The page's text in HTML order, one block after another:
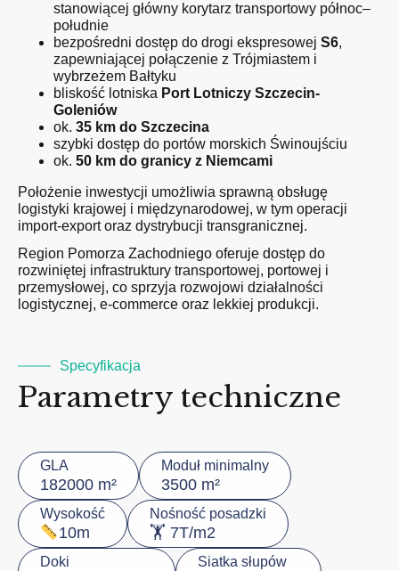
stanowiącej główny korytarz transportowy północ–
południe
bezpośredni dostęp do drogi ekspresowej S6,
zapewniającej połączenie z Trójmiastem i
wybrzeżem Bałtyku
bliskość lotniska Port Lotniczy Szczecin-
Goleniów
ok. 35 km do Szczecina
szybki dostęp do portów morskich Świnoujściu
ok. 50 km do granicy z Niemcami
Położenie inwestycji umożliwia sprawną obsługę
logistyki krajowej i międzynarodowej, w tym operacji
import-export oraz dystrybucji transgranicznej.
Region Pomorza Zachodniego oferuje dostęp do
rozwiniętej infrastruktury transportowej, portowej i
przemysłowej, co sprzyja rozwojowi działalności
logistycznej, e-commerce oraz lekkiej produkcji.
Specyfikacja
Parametry techniczne
GLA
182000 m²
Moduł minimalny
3500 m²
Wysokość
10m
Nośność posadzki
🏋️ 7T/m2
Doki Siatka słupów